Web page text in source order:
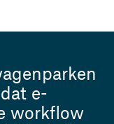
e-
workflow